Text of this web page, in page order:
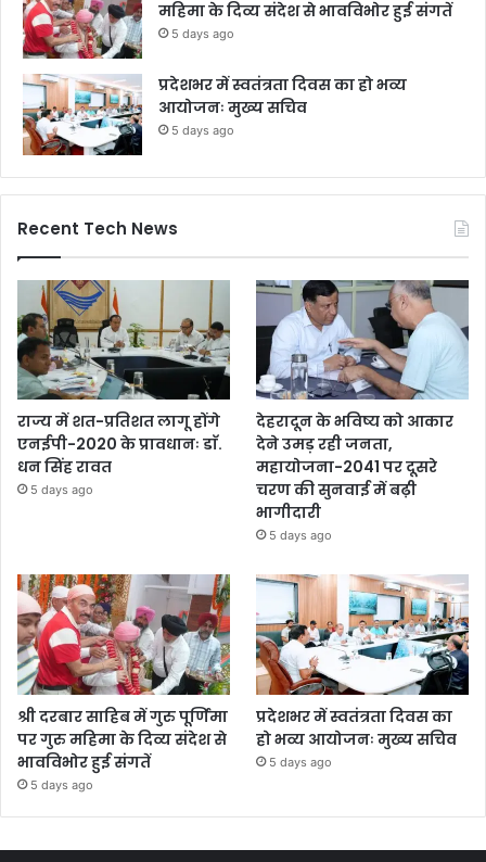
महिमा के दिव्य संदेश से भावविभोर हुई संगतें
5 days ago
प्रदेशभर में स्वतंत्रता दिवस का हो भव्य
आयोजनः मुख्य सचिव
5 days ago
Recent Tech News
राज्य में शत-प्रतिशत लागू होंगे
एनईपी-2020 के प्रावधानः डाॅ.
धन सिंह रावत
5 days ago
देहरादून के भविष्य को आकार
देने उमड़ रही जनता,
महायोजना-2041 पर दूसरे
चरण की सुनवाई में बढ़ी
भागीदारी
5 days ago
श्री दरबार साहिब में गुरु पूर्णिमा
पर गुरु महिमा के दिव्य संदेश से
भावविभोर हुई संगतें
5 days ago
प्रदेशभर में स्वतंत्रता दिवस का
हो भव्य आयोजनः मुख्य सचिव
5 days ago